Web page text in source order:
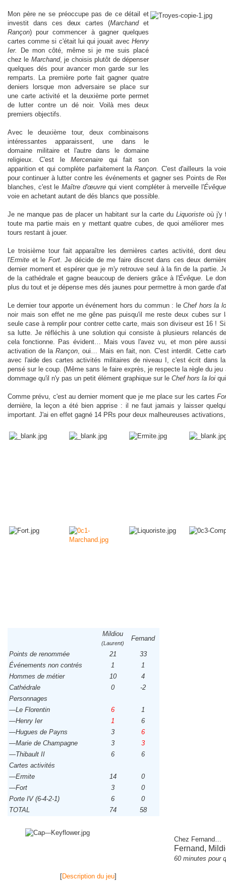
Mon père ne se préoccupe pas de ce détail et
investit dans ces deux cartes (Marchandet
Rançon) pour commencer à gagner quelques
cartes comme si c'était lui qui jouait avec Henry
Ier.
De mon côté, même si je me suis placé
chez le Marchand, je choisis plutôt de dépenser
quelques dés pour avancer mon garde sur les
remparts. La première porte fait gagner quatre
deniers lorsque mon adversaire se place sur
une carte activité et la deuxième porte permet
de lutter contre un dé noir. Voilà mes deux
premiers objectifs.
Avec le deuxième tour, deux combinaisons
intéressantes apparaissent, une dans le
domaine militaire et l'autre dans le domaine
religieux. C'est leMercenaire qui fait son
apparition et qui complète parfaitement laRançon. C'est d'ailleurs la
pour continuer à lutter contre les événements et gagner ses Points de
blanches, c'est le Maître d'œuvrequi vient compléter à merveille l'Évêque
voie en achetant autant de dés blancs que possible.
Je ne manque pas de placer un habitant sur la carte duLiquoriste où j'y
toute ma partie mais en y mettant quatre cubes, de quoi améliorer
tours restant à jouer.
Le troisième tour fait apparaître les dernières cartes activité, dont
l'Ermite et le Fort. Je décide de me faire discret dans ces deux
dernier moment et espérer que je m'y retrouve seul à la fin de la partie.
de la cathédrale et gagne beaucoup de deniers grâce à l'Évêque. Le
plus du tout et je dépense mes dés jaunes pour permettre à mon garde
Le dernier tour apporte un événement hors du commun : leChef hors la
noir mais son effet ne me gêne pas puisqu'il me reste deux cubes sur
seule case à remplir pour contrer cette carte, mais son diviseur est 16 !
sa lutte. Je réfléchis à une solution qui consiste à plusieurs relancés
cela fonctionne. Pas évident… Mais vous l'avez vu, et mon père
activation de la Rançon, oui… Mais en fait, non. C'est interdit. Cette
avec l'aide des cartes activités militaires de niveau I, c'est écrit dans
pensé sur le coup. (Même sans le faire exprès, je respecte la règle du jeu
dommage qu'il n'y pas un petit élément graphique sur le Chef hors la loi
Comme prévu, c'est au dernier moment que je me place sur les cartes
dernière, la leçon a été bien apprise : il ne faut jamais y laisser
important. J'ai en effet gagné 14 PRs pour deux malheureuses
Mildiou
(Laurent)
Fernand
Points de renommée 21
33
Événements non contrés
1
1
Hommes de métier
10
4
Cathédrale
0
-2
Personnages
—Le Florentin
6
1
—Henry Ier
1
6
—Hugues de Payns
3
6
—Marie de Champagne
3
3
—Thibault II
6
6
Cartes activités
—Ermite
14
0
—Fort
3
0
Porte IV (6-4-2-1)
6
0
TOTAL
74 58
[Description du jeu]
Chez Fernand…
Fernand,
60 minutes pour